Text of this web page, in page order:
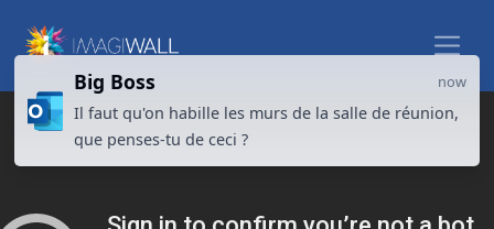
Big Boss now
Il faut qu'on habille les murs de la salle de réunion,
que penses-tu de ceci ?